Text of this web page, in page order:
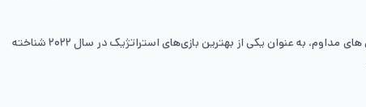
بازیکنان در Bloons TD 6 باید با استفاده از انواع قلعه ها و میمون‌های مسلح، جلوی پیشروی بالن‌های دشمن را بگیرند که این بازی با محتوای غنی و به‌روزرسانی های مداوم، به عنوان یکی از بهترین بازی‌های استراتژیک در سال ۲۰۲۲ شناخته